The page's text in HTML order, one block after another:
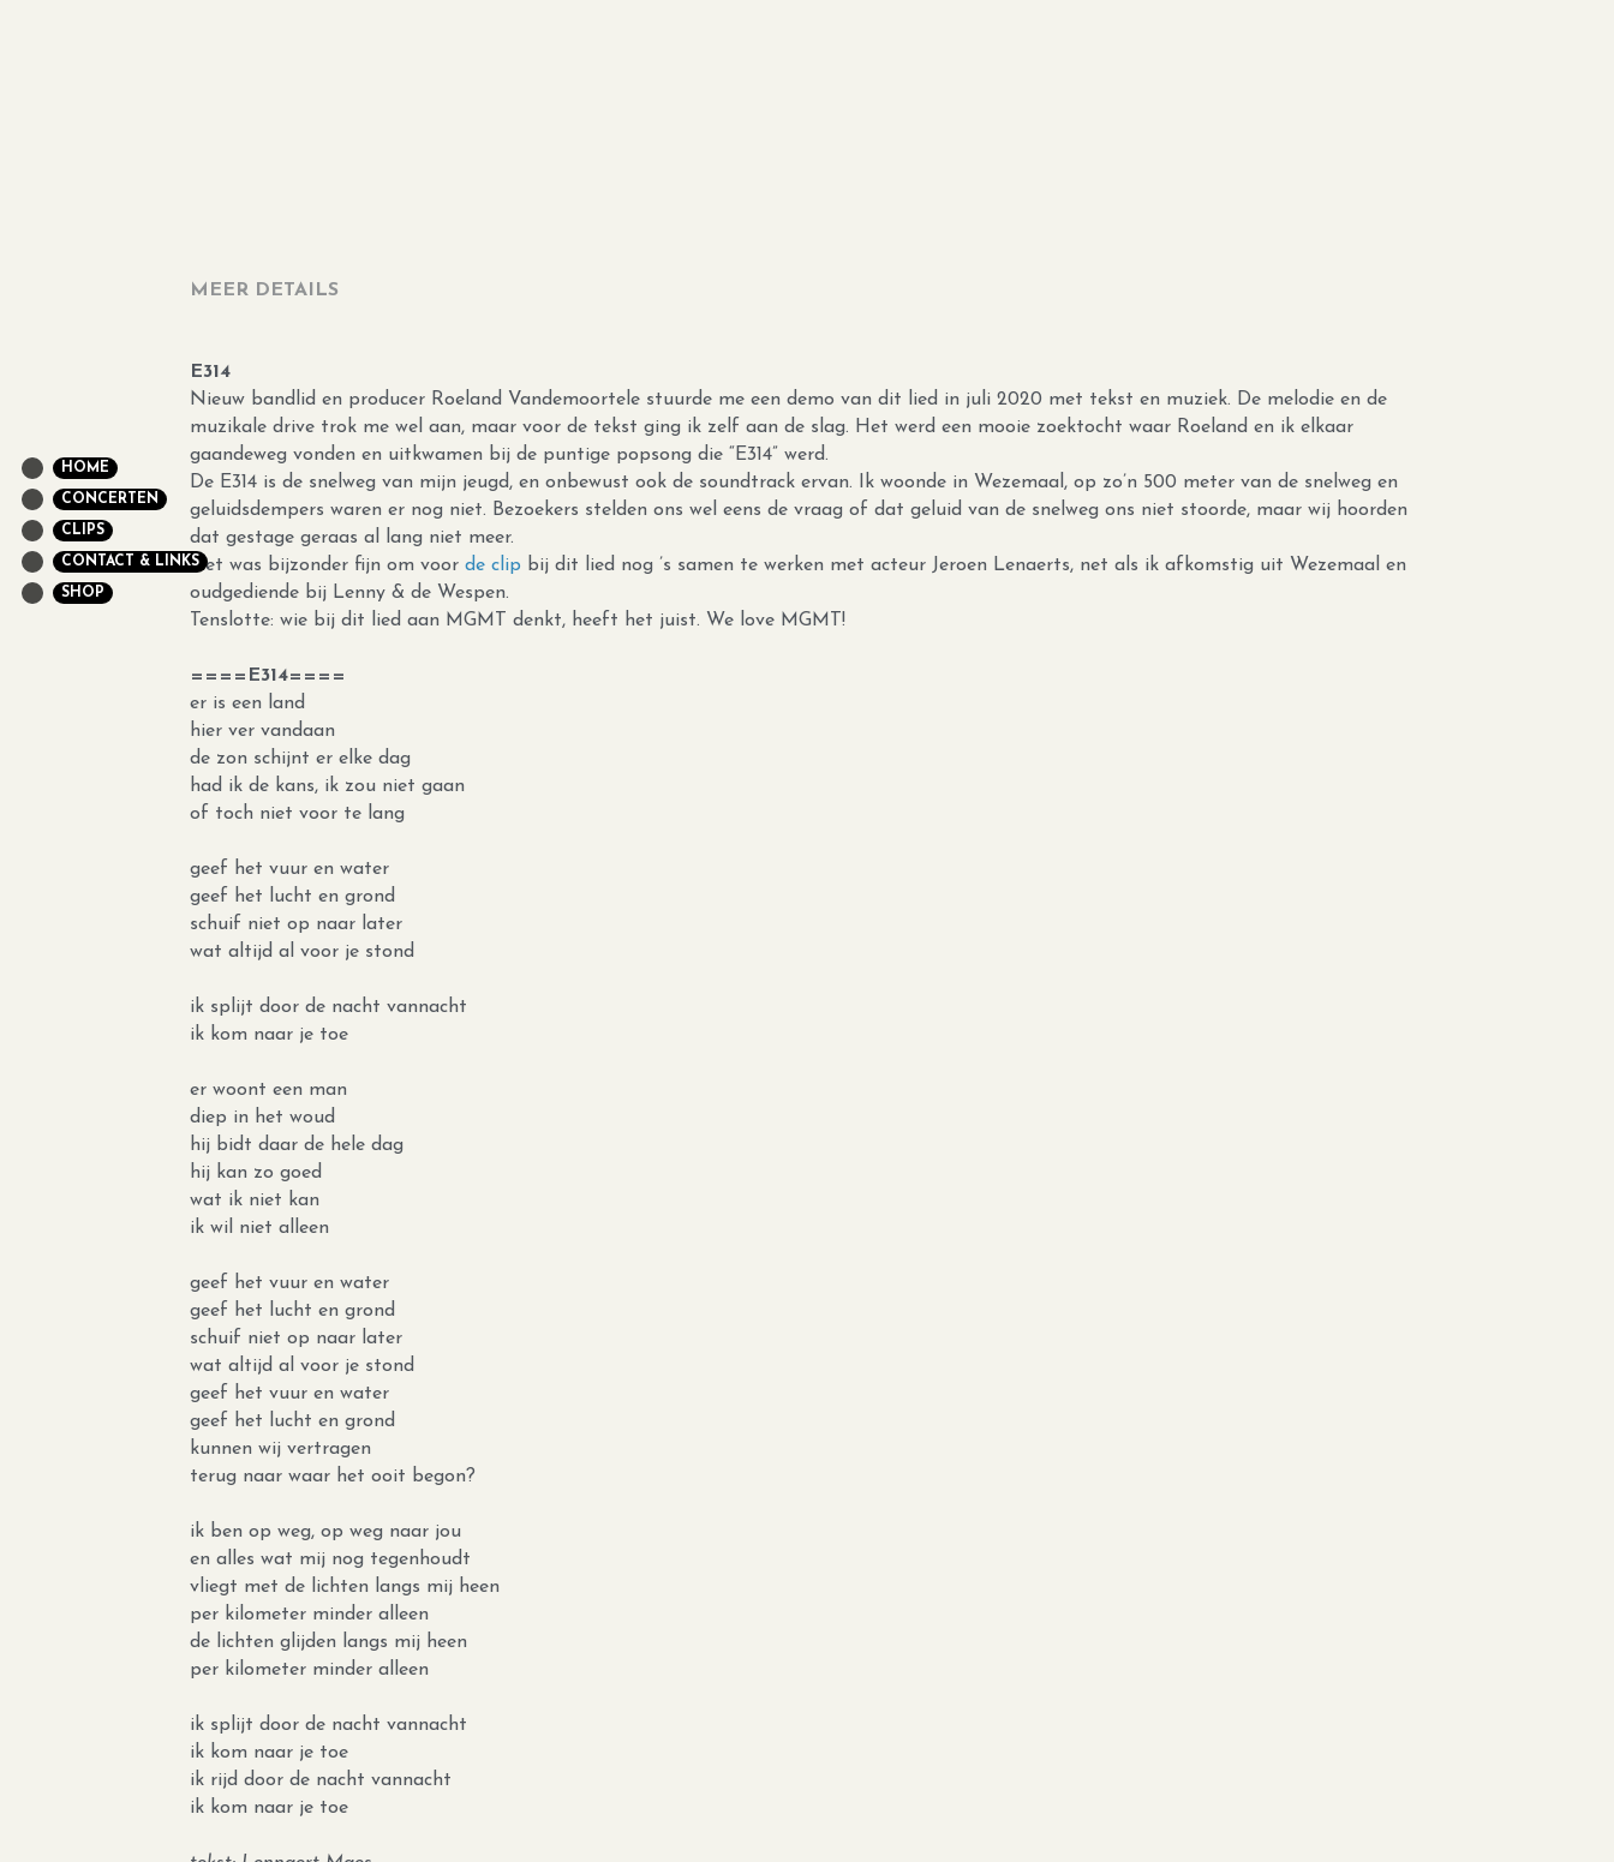
HOME
CONCERTEN
CLIPS
CONTACT & LINKS
SHOP
MEER DETAILS
E314
Nieuw bandlid en producer Roeland Vandemoortele stuurde me een demo van dit lied in juli 2020 met tekst en muziek. De melodie en de
gaandeweg vonden en uitkwamen bij de puntige popsong die “E314” werd.
De E314 is de snelweg van mijn jeugd, en onbewust ook de soundtrack ervan. Ik woonde in Wezemaal, op zo’n 500 meter van de snelweg en
geluidsdempers waren er nog niet. Bezoekers stelden ons wel eens de vraag of dat geluid van de snelweg ons niet stoorde, maar wij hoorden
dat gestage geraas al lang niet meer.
Het was bijzonder fijn om voor
oudgediende bij Lenny & de Wespen.
====E314====
er is een land
hier ver vandaan
had ik de kans, ik zou niet gaan
of toch niet voor te lang
geef het vuur en water
geef het lucht en grond
schuif niet op naar later
wat altijd al voor je stond
ik splijt door de nacht vannacht
er woont een man
diep in het woud
hij bidt daar de hele dag
hij kan zo goed
wat ik niet kan
ik wil niet alleen
geef het lucht en grond
schuif niet op naar later
wat altijd al voor je stond
geef het vuur en water
geef het lucht en grond
kunnen wij vertragen
ik ben op weg, op weg naar jou
en alles wat mij nog tegenhoudt
vliegt met de lichten langs mij heen